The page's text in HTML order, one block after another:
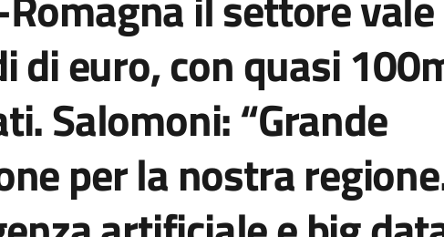
di euro, con quasi
Salomoni: “Grande
per la nostra